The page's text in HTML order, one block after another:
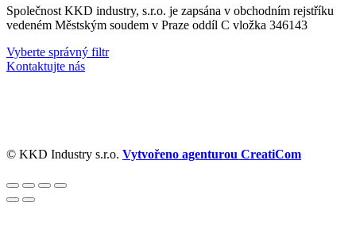
Společnost KKD industry, s.r.o. je zapsána v obchodním rejstříku
vedeném Městským soudem v Praze oddíl C vložka 346143
Vyberte správný filtr
Kontaktujte nás
© KKD Industry s.r.o. Vytvořeno agenturou CreatiCom